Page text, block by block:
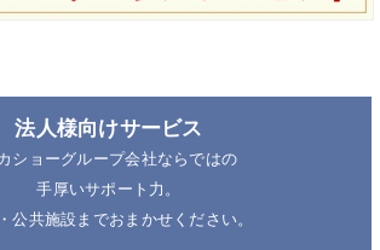
法人様向けサービス
ショーグループ会社ならではの
手厚いサポート力。
公共施設までおまかせください。